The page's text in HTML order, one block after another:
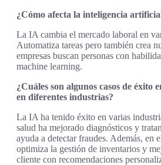
¿Cómo afecta la inteligencia
La IA cambia el mercado laboral en
Automatiza tareas pero también crea
empresas buscan personas con
machine learning.
¿Cuáles son algunos casos de éxito
en diferentes industrias?
La IA ha tenido éxito en varias
salud ha mejorado diagnósticos y
ayuda a detectar fraudes. Además, en
optimiza la gestión de inventarios y
cliente con recomendaciones